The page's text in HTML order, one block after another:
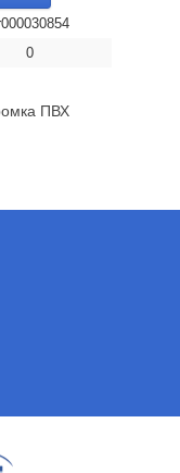
0
ПВХ